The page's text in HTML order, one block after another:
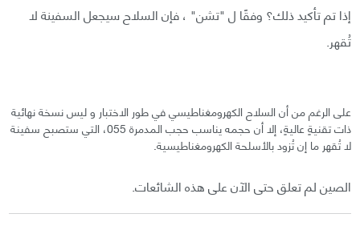
إذا تم تأكيد ذلك؟ وفقًا ل "تشن" ، فإن السلاح سيجعل السفينة لا
تُقهر.
على الرغم من أن السلاح الكهرومغناطيسي في طور الاختبار و ليس نسخة نهائية
ذات تقنيةٍ عاليةٍ، إلا أن حجمه يناسب حجب المدمرة 055، التي ستصبح سفينة
لا تُقهر ما إن تُزود بالأسلحة الكهرومغناطيسية.
الصين لم تعلق حتى الآن على هذه الشائعات.